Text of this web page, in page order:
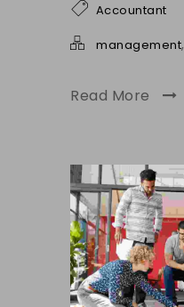
Accountant
management,
Read More